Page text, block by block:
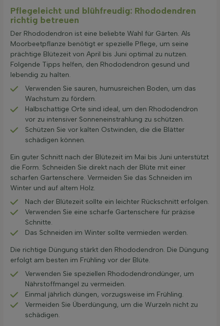
Pflegeleicht und blühfreudig: Rhododendren
richtig betreuen
Der Rhododendron ist eine beliebte Wahl für Gärten. Als
Moorbeetpflanze benötigt er spezielle Pflege, um seine
prächtige Blütezeit von April bis Juni optimal zu nutzen.
Folgende Tipps helfen, den Rhododendron gesund und
lebendig zu halten.
Verwenden Sie sauren, humusreichen Boden, um das
Wachstum zu fördern.
Halbschattige Orte sind ideal, um den Rhododendron
vor zu intensiver Sonneneinstrahlung zu schützen.
Schützen Sie vor kalten Ostwinden, die die Blätter
schädigen können.
Ein guter Schnitt nach der Blütezeit im Mai bis Juni unterstützt
die Form. Schneiden Sie direkt nach der Blüte mit einer
scharfen Gartenschere. Vermeiden Sie das Schneiden im
Winter und auf altem Holz.
Nach der Blütezeit sollte ein leichter Rückschnitt erfolgen.
Verwenden Sie eine scharfe Gartenschere für präzise
Schnitte.
Das Schneiden im Winter sollte vermieden werden.
Die richtige Düngung stärkt den Rhododendron. Die Düngung
erfolgt am besten im Frühling vor der Blüte.
Verwenden Sie speziellen Rhododendrondünger, um
Nährstoffmangel zu vermeiden.
Einmal jährlich düngen, vorzugsweise im Frühling.
Vermeiden Sie Überdüngung, um die Wurzeln nicht zu
schädigen.